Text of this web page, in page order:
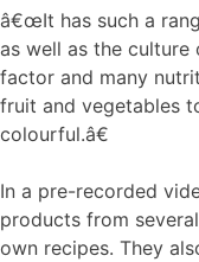
â€œIt has such a
as well as the
factor and many
fruit and vegetables
colourful.â€
In a pre-recorded
products from
own recipes. They